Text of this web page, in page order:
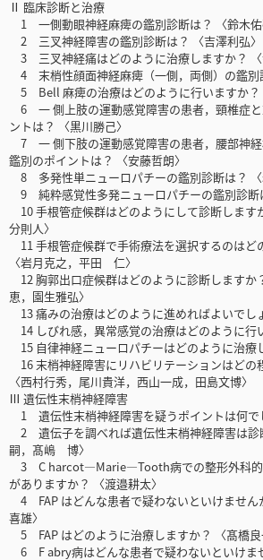
Ⅱ 臨床診断と治療
1 一側動眼神経麻痺の鑑別診断は？ 〈鈴木佑
2 三叉神経障害の鑑別診断は？ 〈吉澤利弘〉
3 三叉神経痛はどのように治療しますか？ 〈
4 末梢性顔面神経麻痺（一側，両側）の鑑別
5 Bell 麻痺の治療はどのように行いますか？
6 一 側上肢の運動感覚障害の患者，頸椎症と
ントは？ 〈黒川勝己〉
7 一 側下肢の運動感覚障害の患者，腰部神
鑑別のポイントは？ 〈安藤哲朗〉
8 多発性単ニューロパチーの鑑別診断は？ 〈
9 純粋感覚性多発ニューロパチーの鑑別診断
10 手根管症候群はどのようにして診断します
分則人〉
11 手根管症候群で手術療法を選択するのはど
〈岩月克之，平田 仁〉
12 胸郭出口症候群はどのように診断します
恵，園生雅弘〉
13 痛みの治療はどのように進めればよいでし
14 しびれ感，異常感覚の治療はどのように行
15 自律神経ニューロパチーはどのように治療
16 末梢神経障害にリハビリテーションはどの
〈西村行秀，尾川貴洋，西山一成，田島文博〉
Ⅲ 遺伝性末梢神経障害
1 遺伝性末梢神経障害を疑うポイントは何で
2 遺伝子を調べれば遺伝性末梢神経障害は診
嗣，髙嶋 博〉
3 C harcot—Marie—Tooth病での整形外科的
がありますか？ 〈渡邉耕太〉
4 FAP はどんな患者で疑わないといけません
喜雄〉
5 FAP はどのように治療しますか？ 〈髙橋良
6 F abry病はどんな患者で疑わないといけま